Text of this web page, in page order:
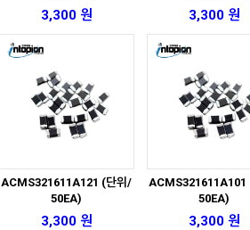
3,300 원 3,300 원
ACMS321611A121 (단위/
50EA)
3,300 원
ACMS321611A101
50EA)
3,300 원